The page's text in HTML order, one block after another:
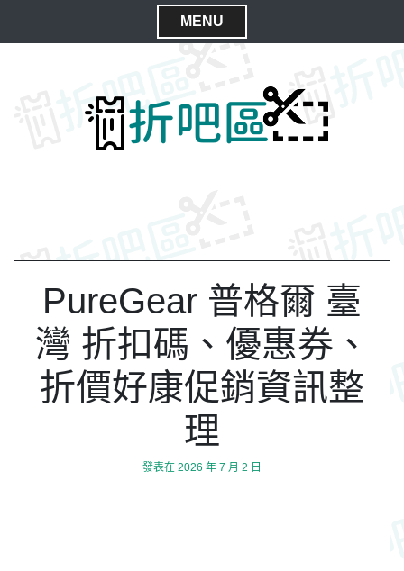
MENU
C
PureGear 普格爾 臺
灣 折扣碼、優惠券、
折價好康促銷資訊整
理
發表在 2026 年 7 月 2 日